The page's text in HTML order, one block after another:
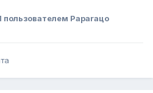
пользователем Paparaцo